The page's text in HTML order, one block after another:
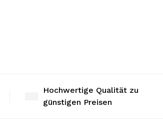
Hochwertige Qualität zu
günstigen Preisen